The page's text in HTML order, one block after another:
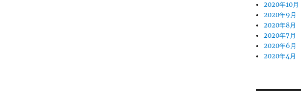
2020年10月
2020年9月
2020年8月
2020年7月
2020年6月
2020年4月